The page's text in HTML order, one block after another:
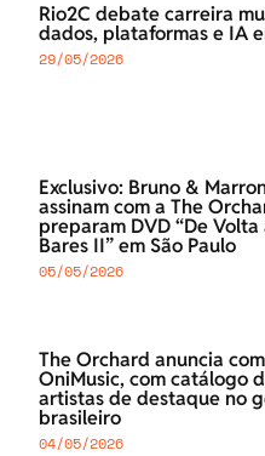
Rio2C debate carreira
dados, plataformas e IA
29/05/2026
Exclusivo: Bruno &
assinam com a The
preparam DVD “De Volta
Bares II” em São Paulo
05/05/2026
The Orchard anuncia
OniMusic, com catálogo
artistas de destaque no
brasileiro
04/05/2026